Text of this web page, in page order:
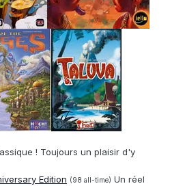
! Toujours un plaisir d'y
Edition (98 all-time) Un réel